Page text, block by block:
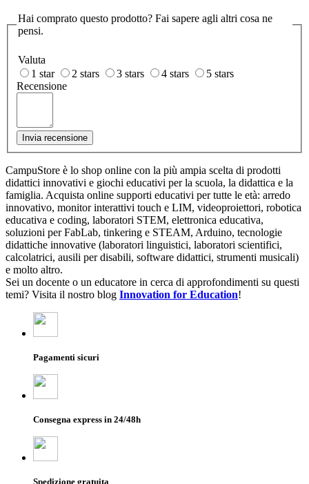
Hai comprato questo prodotto? Fai sapere agli altri cosa ne
pensi.
Valuta
1 star
2 stars 3 stars 4 stars
5 stars
Recensione
Invia recensione
CampuStore è lo shop online con la più ampia scelta di prodotti
didattici innovativi e giochi educativi per la scuola, la didattica e la
famiglia. Acquista online supporti educativi per tutte le età: arredo
innovativo, monitor interattivi touch e LIM, videoproiettori, robotica
educativa e coding, laboratori STEM, elettronica educativa,
soluzioni per FabLab, tinkering e STEAM, Arduino, tecnologie
didattiche innovative (laboratori linguistici, laboratori scientifici,
calcolatrici, ausili per disabili, software didattici, strumenti musicali)
e molto altro.
Sei un docente o un educatore in cerca di approfondimenti su questi
temi? Visita il nostro blog Innovation for Education!
Pagamenti sicuri
Consegna express in 24/48h
Spedizione gratuita